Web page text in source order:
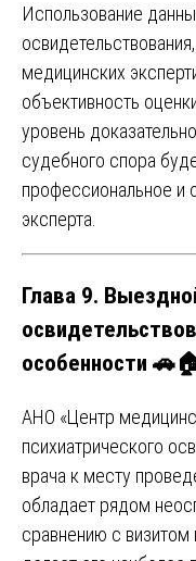
Использование
медицинских
объективность
уровень
судебного спора
профессиональное и
эксперта.
Глава 9.
особенности
АНО «Центр
психиатрического
врача к месту
обладает рядом
сравнению с визитом